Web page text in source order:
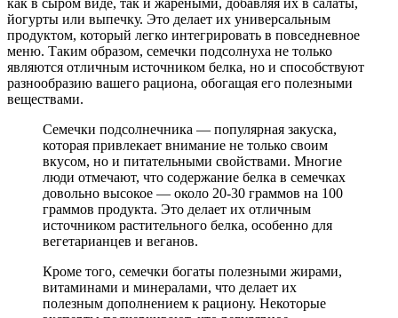
как в сыром виде, так и жареными, добавляя их в салаты,
йогурты или выпечку. Это делает их универсальным
продуктом, который легко интегрировать в повседневное
меню. Таким образом, семечки подсолнуха не только
являются отличным источником белка, но и способствуют
разнообразию вашего рациона, обогащая его полезными
веществами.
Семечки подсолнечника — популярная закуска,
которая привлекает внимание не только своим
вкусом, но и питательными свойствами. Многие
люди отмечают, что содержание белка в семечках
довольно высокое — около 20-30 граммов на 100
граммов продукта. Это делает их отличным
источником растительного белка, особенно для
вегетарианцев и веганов.
Кроме того, семечки богаты полезными жирами,
витаминами и минералами, что делает их
полезным дополнением к рациону. Некоторые